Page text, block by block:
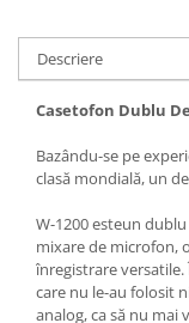
Descriere
Casetofon Dublu
Bazându-se pe
clasă mondială, un
W-1200 esteun
mixare de microfon,
înregistrare versatile.
care nu le-au folosit
analog, ca să nu